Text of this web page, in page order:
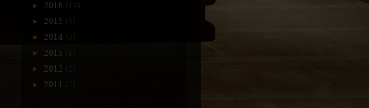
► 2016
► 2015
► 2014
► 2013
► 2012
► 2011